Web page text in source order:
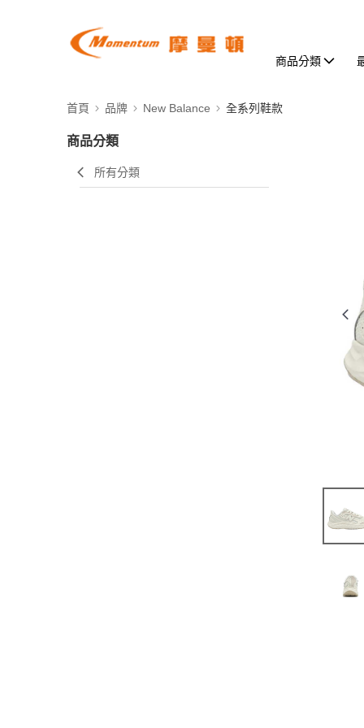
商品分類
首頁 品牌 New Balance 全系列鞋款
商品分類
所有分類